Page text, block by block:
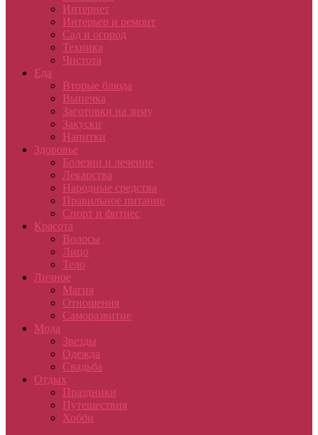
Интернет
Интерьер и ремонт
Сад и огород
Техника
Чистота
Еда
Вторые блюда
Выпечка
Заготовки на зиму
Закуски
Напитки
Здоровье
Болезни и лечение
Лекарства
Народные средства
Правильное питание
Спорт и фитнес
Красота
Волосы
Лицо
Тело
Личное
Магия
Отношения
Саморазвитие
Мода
Звезды
Одежда
Свадьба
Отдых
Праздники
Путешествия
Хобби